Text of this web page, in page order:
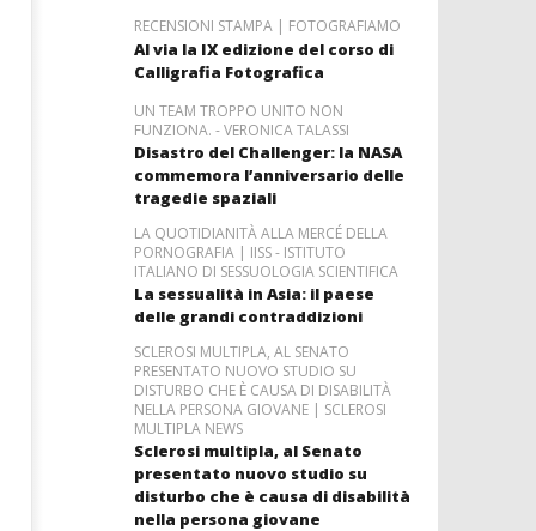
RECENSIONI STAMPA | FOTOGRAFIAMO
Al via la IX edizione del corso di
Calligrafia Fotografica
UN TEAM TROPPO UNITO NON
FUNZIONA. - VERONICA TALASSI
Disastro del Challenger: la NASA
commemora l’anniversario delle
tragedie spaziali
LA QUOTIDIANITÀ ALLA MERCÉ DELLA
PORNOGRAFIA | IISS - ISTITUTO
ITALIANO DI SESSUOLOGIA SCIENTIFICA
La sessualità in Asia: il paese
delle grandi contraddizioni
SCLEROSI MULTIPLA, AL SENATO
PRESENTATO NUOVO STUDIO SU
DISTURBO CHE È CAUSA DI DISABILITÀ
NELLA PERSONA GIOVANE | SCLEROSI
MULTIPLA NEWS
Sclerosi multipla, al Senato
presentato nuovo studio su
disturbo che è causa di disabilità
nella persona giovane